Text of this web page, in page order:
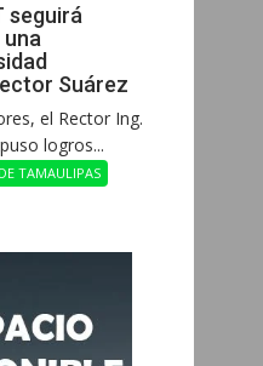
seguirá
Suárez
el Rector Ing.
logros...
TAMAULIPAS